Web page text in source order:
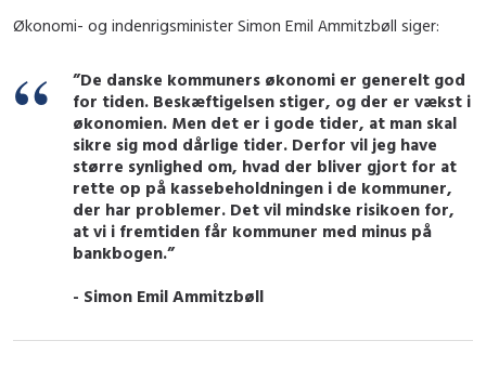
Økonomi- og indenrigsminister Simon Emil Ammitzbøll siger:
”De danske kommuners økonomi er generelt god
for tiden. Beskæftigelsen stiger, og der er vækst i
økonomien. Men det er i gode tider, at man skal
sikre sig mod dårlige tider. Derfor vil jeg have
større synlighed om, hvad der bliver gjort for at
rette op på kassebeholdningen i de kommuner,
der har problemer. Det vil mindske risikoen for,
at vi i fremtiden får kommuner med minus på
bankbogen.”
- Simon Emil Ammitzbøll